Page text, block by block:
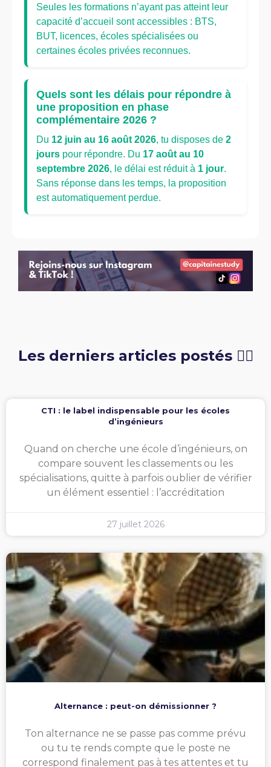
Seules les formations n’ayant pas atteint leur
capacité d’accueil sont accessibles : BTS,
BUT, licences, écoles spécialisées ou
certaines écoles privées reconnues.
Quels sont les délais pour répondre à
une proposition en phase
complémentaire 2026 ?
Du 12 juin au 16 août 2026, tu disposes de 2
jours pour répondre. Du 17 août au 10
septembre 2026, le délai est réduit à 1 jour.
Sans réponse dans les temps, la proposition
est automatiquement perdue.
Les derniers articles postés 👇🏻
CTI : le label indispensable pour les écoles
d’ingénieurs
Quand on cherche une école d’ingénieurs, on
compare souvent les classements ou les
spécialisations, quitte à parfois oublier de vérifier
un élément essentiel : l’accréditation
27 juillet 2026
Alternance : peut-on démissionner ?
Ton alternance ne se passe pas comme prévu
ou tu te rends compte que le poste ne
correspond finalement pas à tes attentes et tu